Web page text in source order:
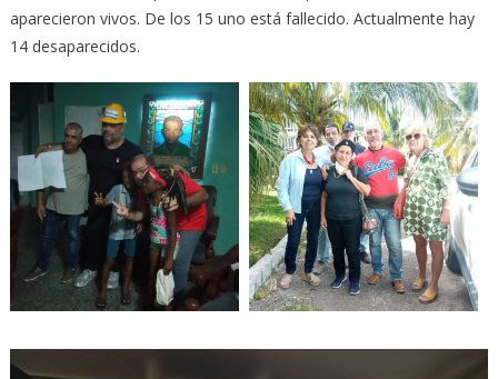
aparecieron vivos. De los 15 uno está fallecido. Actualmente hay
14 desaparecidos.